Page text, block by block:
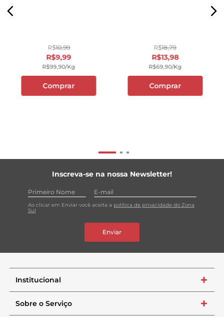
R$10,99
R$9,99
R$99,90/kg
Comprar
R$18,79
R$13,98
R$69,90/kg
Comprar
Inscreva-se na nossa Newsletter!
Ao clicar em Enviar você aceita a política de privacidade do Zona
Sul
Enviar
Institucional +
Sobre o Serviço +